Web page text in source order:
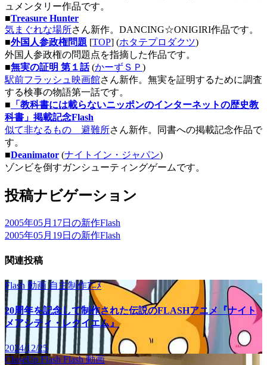
ュメンタリー作品です。
■Treasure Hunter
気まぐれな場所さん新作。DANCING☆ONIGIRI作品です。
■外国人参政権問題 [TOP] (ホタテプロダクツ)
外国人参政権の問題点を指摘した作品です。
■無実の証明 第１話(かーずＳＰ )
駅前フラッシュ映画館さん新作。無実を証明するために調査
する検事の物語第一話です。
■ 「教科書には載らないニッポンのインターネットの歴史教
科書」掲載記念Flash
似て非なるもの 避難所さん新作。同書への掲載記念作品で
す。
■Deanimator (ナイトイン・ジャパン)
ゾンビを倒すガンシューティングゲームです。
投稿ナビゲーション
2005年05月17日の新作Flash
2005年05月19日の新作Flash
関連投稿
Flash 動画自主制作ｱﾆﾒ
20周年を記念して制作された伝説のFLASHアニメ『ナイト
メアシティ・レクイエム』
2024/12/25
CloseUp FlashFlash動画